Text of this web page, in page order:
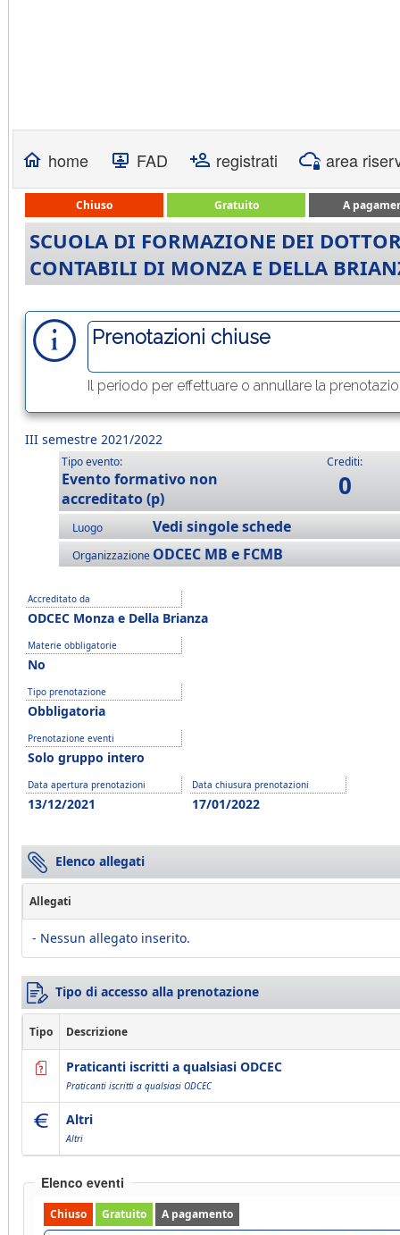
home FAD registrati area
Chiuso Gratuito A
SCUOLA DI FORMAZIONE DEI
CONTABILI DI MONZA E DELLA
Prenotazioni chiuse
Il periodo per effettuare o annullare la
III semestre 2021/2022
Tipo evento:
Evento formativo non
accreditato (p)
Crediti:
0
Luogo Vedi singole schede
Organizzazione ODCEC MB e FCMB
Accreditato da
ODCEC Monza e Della Brianza
Materie obbligatorie
No
Tipo prenotazione
Obbligatoria
Prenotazione eventi
Solo gruppo intero
Data apertura prenotazioni
13/12/2021
Data chiusura prenotazioni
17/01/2022
Elenco allegati
Allegati
- Nessun allegato inserito.
Tipo di accesso alla prenotazione
Tipo Descrizione
Praticanti iscritti a qualsiasi ODCEC
Praticanti iscritti a qualsiasi ODCEC
Altri
Altri
Elenco eventi
Chiuso Gratuito A pagamento